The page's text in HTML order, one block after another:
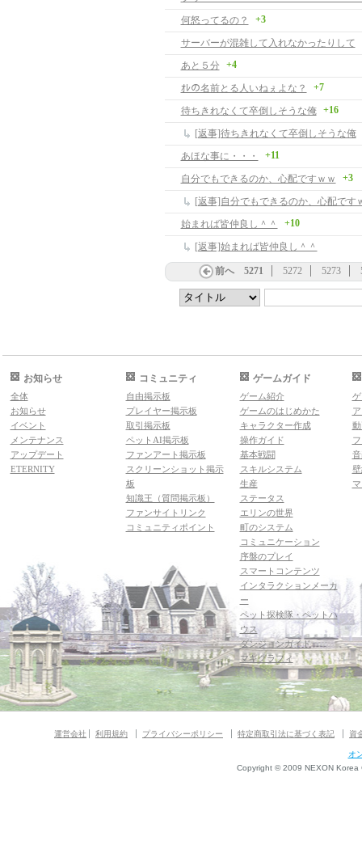
何怒ってるの？ +3
サーバーが混雑して入れなかったりして
あと５分 +4
ｵﾚの名前とる人いねぇよな？ +7
待ちきれなくて卒倒しそうな俺 +16
[返事]待ちきれなくて卒倒しそうな俺
あほな事に・・・
+11
自分でもできるのか、心配ですｗｗ +3
[返事]自分でもできるのか、心配です
始まれば皆仲良し＾＾
+10
[返事]始まれば皆仲良し＾＾
前へ 5271 5272 5273
お知らせ
全体
お知らせ
イベント
メンテナンス
アップデート
ETERNITY
コミュニティ
自由掲示板
プレイヤー掲示板
取引掲示板
ペットAI掲示板
ファンアート掲示板
スクリーンショット掲示
板
知識王（質問掲示板）
ファンサイトリンク
コミュニティポイント
ゲームガイド
ゲーム紹介
ゲームのはじめかた
キャラクター作成
操作ガイド
基本戦闘
スキルシステム
生産
ステータス
エリンの世界
町のシステム
コミュニケーション
序盤のプレイ
スマートコンテンツ
インタラクションメーカ
ー
ペット探検隊・ペットハ
ウス
ダンジョンガイド
マギグラフィ
運営会社 利用規約 プライバシーポリシー 特定商取引法に基づく表記 資
オ
Copyright © 2009 NEXON Korea